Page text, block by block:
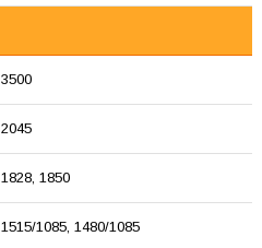
3500
2045
1828, 1850
1515/1085, 1480/1085